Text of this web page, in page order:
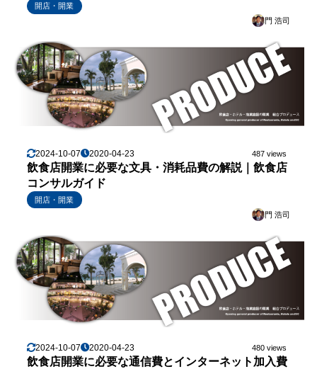
開店・開業
門 浩司
2024-10-07 2020-04-23 487 views
飲食店開業に必要な文具・消耗品費の解説｜飲食店
コンサルガイド
開店・開業
門 浩司
2024-10-07 2020-04-23 480 views
飲食店開業に必要な通信費とインターネット加入費